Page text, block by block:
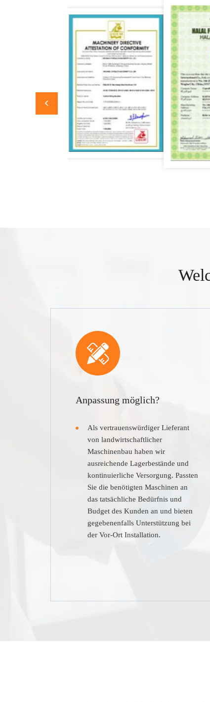
Anpassung möglich?
Als vertrauenswürdiger Lieferant
von landwirtschaftlicher
Maschinenbau haben wir
ausreichende Lagerbestände und
kontinuierliche Versorgung. Passten
Sie die benötigten Maschinen an
das tatsächliche Bedürfnis und
Budget des Kunden an und bieten
gegebenenfalls Unterstützung bei
der Vor-Ort Installation.